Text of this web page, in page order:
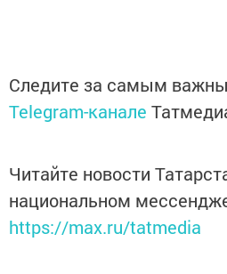
Следите за самым
Telegram-канале
Читайте новости
национальном
https://max.ru/tatmedia